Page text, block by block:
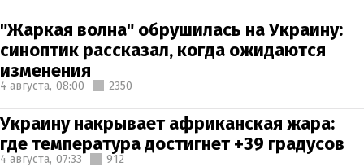
"Жаркая волна" обрушилась на Украину:
синоптик рассказал, когда ожидаются
изменения
4 августа, 08:00 2350
Украину накрывает африканская жара:
где температура достигнет +39 градусов
4 августа, 07:33 912